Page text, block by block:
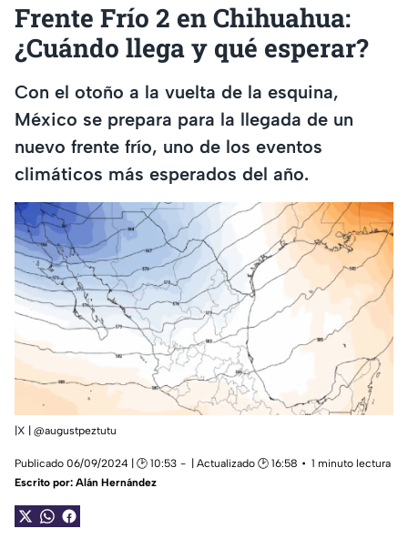
Frente Frío 2 en Chihuahua:
¿Cuándo llega y qué esperar?
Con el otoño a la vuelta de la esquina,
México se prepara para la llegada de un
nuevo frente frío, uno de los eventos
climáticos más esperados del año.
|X | @augustpeztutu
Publicado 06/09/2024 | 🕑 10:53 | Actualizado 🕑 16:58
1 minuto lectura
Escrito por: Alán Hernández